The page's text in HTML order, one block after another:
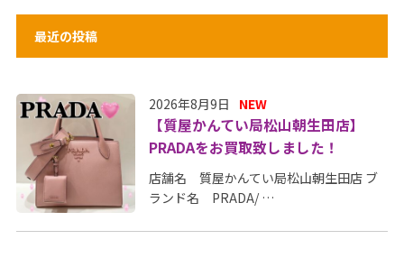
最近の投稿
2026年8月9日 NEW
【質屋かんてい局松山朝生田店】
PRADAをお買取致しました！
店舗名 質屋かんてい局松山朝生田店 ブ
ランド名 PRADA/ …